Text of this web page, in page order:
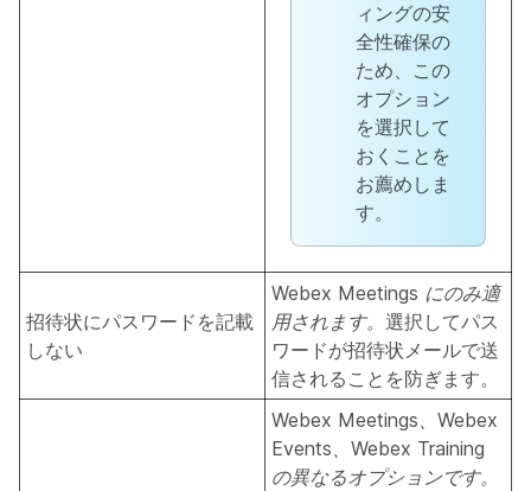
ィングの安
全性確保の
ため、この
オプション
を選択して
おくことを
お薦めしま
す。
招待状にパスワードを記載
しない
Webex Meetings にのみ適
用されます。 選択してパス
ワードが招待状メールで送
信されることを防ぎます。
Webex Meetings、Webex
Events、Webex Training
の異なるオプションです。